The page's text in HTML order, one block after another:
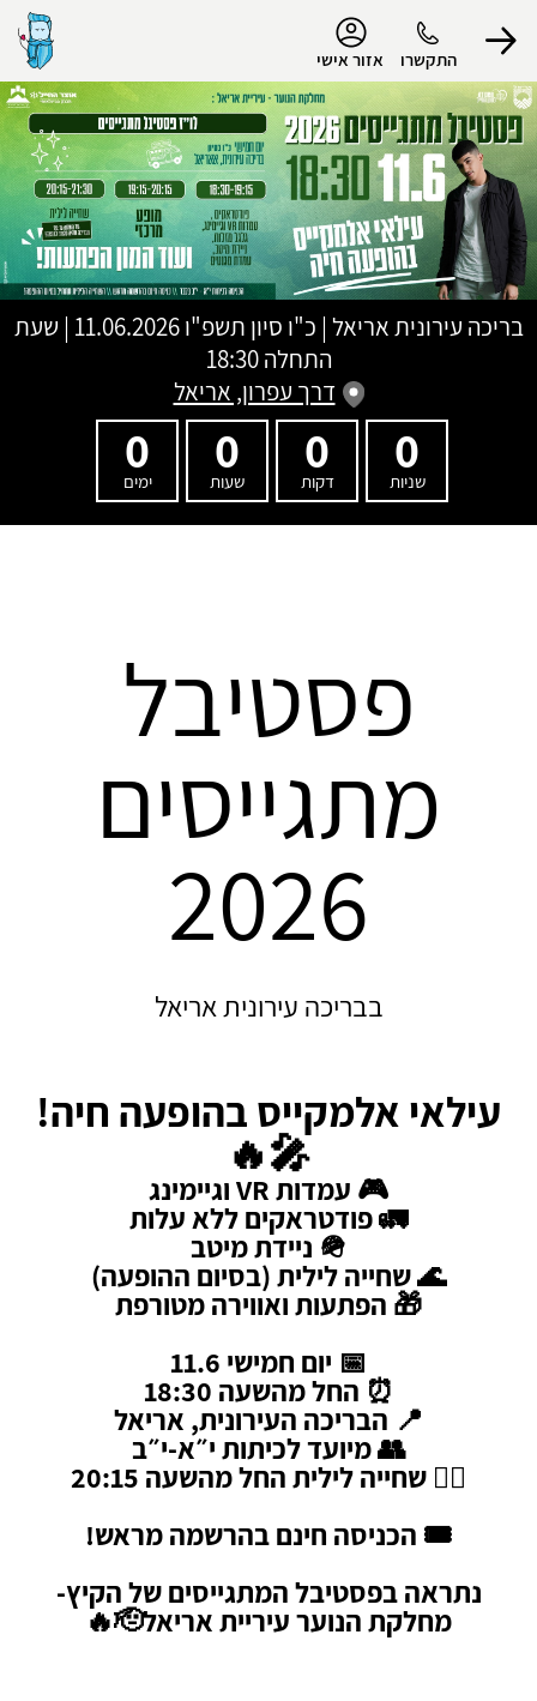
התקשרו אזור אישי
הפרופיל שלי
התנתק
בריכה עירונית אריאל | כ"ו סיון תשפ"ו
11.06.2026 | שעת
התחלה 18:30
דרך עפרון, אריאל
0
שניות
0
דקות
0
שעות
0
ימים
פסטיבל
מתגייסים
2026
בבריכה עירונית אריאל
עילאי אלמקייס בהופעה חיה!
🎤🔥
🎮 עמדות VR וגיימינג
🚛 פודטראקים ללא עלות
🪖 ניידת מיטב
🌊 שחייה לילית (בסיום ההופעה)
🎁 הפתעות ואווירה מטורפת
📅 יום חמישי 11.6
⏰ החל מהשעה 18:30
📍 הבריכה העירונית, אריאל
👥 מיועד לכיתות י״א-י״ב
🏊‍♂️ שחייה לילית החל מהשעה 20:15
🎟️ הכניסה חינם בהרשמה מראש!
נתראה בפסטיבל המתגייסים של הקיץ-
מחלקת הנוער עיריית אריאל🫡🔥